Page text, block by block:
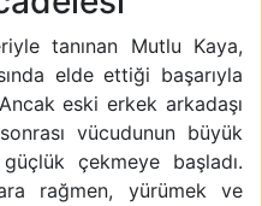
tanınan Mutlu Kaya,
elde ettiği başarıyla
eski erkek arkadaşı
vücudunun büyük
çekmeye başladı.
rağmen, yürümek ve